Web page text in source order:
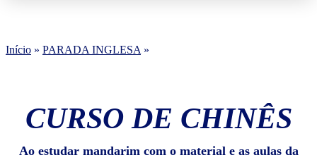
Início » PARADA INGLESA »
CURSO DE CHINÊS
Ao estudar mandarim com o material e as aulas da